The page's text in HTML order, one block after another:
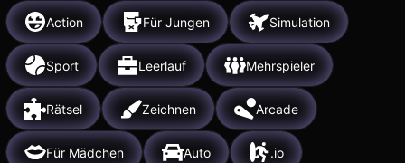
Action Für Jungen Simulation
Sport Leerlauf Mehrspieler
Rätsel Zeichnen Arcade
Für Mädchen Auto .io